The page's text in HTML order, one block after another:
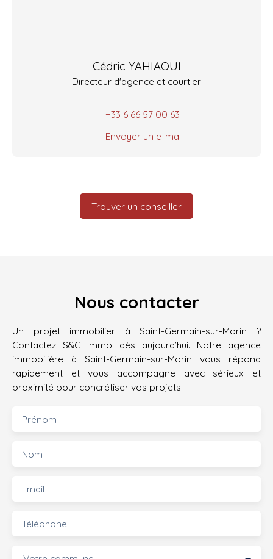
Cédric YAHIAOUI
Directeur d'agence et courtier
+33 6 66 57 00 63
Envoyer un e-mail
Trouver un conseiller
Nous contacter
Un projet immobilier à Saint-Germain-sur-Morin ?
Contactez S&C Immo dès aujourd’hui. Notre agence
immobilière à Saint-Germain-sur-Morin vous répond
rapidement et vous accompagne avec sérieux et
proximité pour concrétiser vos projets.
Prénom
Nom
Email
Téléphone